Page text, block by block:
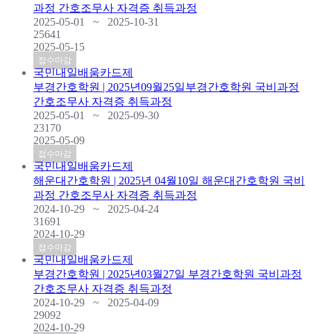
과정 간호조무사 자격증 취득과정
2025-05-01 ~ 2025-10-31
25641
2025-05-15
접수마감
국민내일배움카드제
부경간호학원 | 2025년09월25일부경간호학원 국비과정
간호조무사 자격증 취득과정
2025-05-01 ~ 2025-09-30
23170
2025-05-09
접수마감
국민내일배움카드제
해운대간호학원 | 2025년 04월10일 해운대간호학원 국비
과정 간호조무사 자격증 취득과정
2024-10-29 ~ 2025-04-24
31691
2024-10-29
접수마감
국민내일배움카드제
부경간호학원 | 2025년03월27일 부경간호학원 국비과정
간호조무사 자격증 취득과정
2024-10-29 ~ 2025-04-09
29092
2024-10-29